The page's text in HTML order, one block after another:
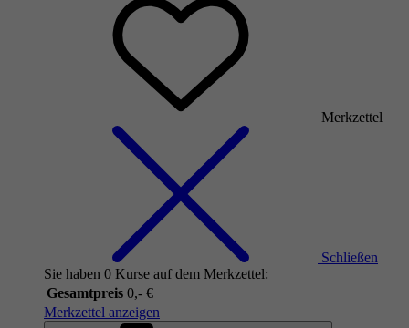
Merkzettel
Schließen
Sie haben 0 Kurse auf dem Merkzettel:
Gesamtpreis 0,- €
Merkzettel anzeigen